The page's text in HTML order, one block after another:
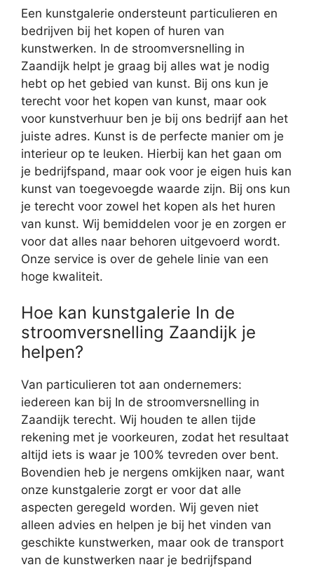
Een kunstgalerie ondersteunt particulieren en
bedrijven bij het kopen of huren van
kunstwerken. In de stroomversnelling in
Zaandijk helpt je graag bij alles wat je nodig
hebt op het gebied van kunst. Bij ons kun je
terecht voor het kopen van kunst, maar ook
voor kunstverhuur ben je bij ons bedrijf aan het
juiste adres. Kunst is de perfecte manier om je
interieur op te leuken. Hierbij kan het gaan om
je bedrijfspand, maar ook voor je eigen huis kan
kunst van toegevoegde waarde zijn. Bij ons kun
je terecht voor zowel het kopen als het huren
van kunst. Wij bemiddelen voor je en zorgen er
voor dat alles naar behoren uitgevoerd wordt.
Onze service is over de gehele linie van een
hoge kwaliteit.
Hoe kan kunstgalerie In de
stroomversnelling Zaandijk je
helpen?
Van particulieren tot aan ondernemers:
iedereen kan bij In de stroomversnelling in
Zaandijk terecht. Wij houden te allen tijde
rekening met je voorkeuren, zodat het resultaat
altijd iets is waar je 100% tevreden over bent.
Bovendien heb je nergens omkijken naar, want
onze kunstgalerie zorgt er voor dat alle
aspecten geregeld worden. Wij geven niet
alleen advies en helpen je bij het vinden van
geschikte kunstwerken, maar ook de transport
van de kunstwerken naar je bedrijfspand